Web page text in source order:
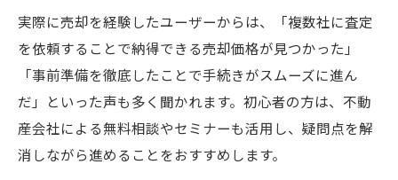
実際に売却を経験したユーザーからは、「複数社に査定
を依頼することで納得できる売却価格が見つかった」
「事前準備を徹底したことで手続きがスムーズに進ん
だ」といった声も多く聞かれます。初心者の方は、不動
産会社による無料相談やセミナーも活用し、疑問点を解
消しながら進めることをおすすめします。